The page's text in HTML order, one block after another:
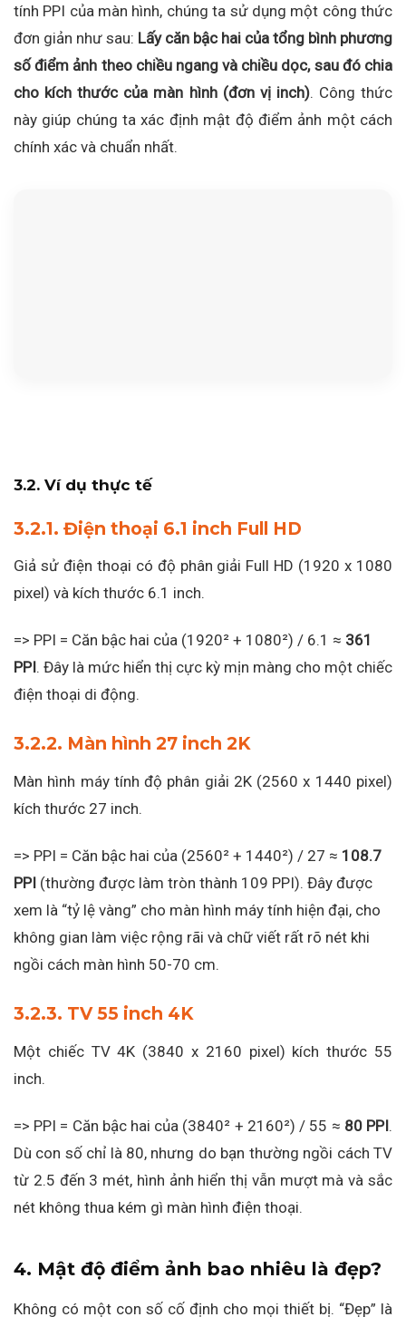
tính PPI của màn hình, chúng ta sử dụng một công thức
đơn giản như sau: Lấy căn bậc hai của tổng bình phương
số điểm ảnh theo chiều ngang và chiều dọc, sau đó chia
cho kích thước của màn hình (đơn vị inch). Công thức
này giúp chúng ta xác định mật độ điểm ảnh một cách
chính xác và chuẩn nhất.
3.2. Ví dụ thực tế
3.2.1. Điện thoại 6.1 inch Full HD
Giả sử điện thoại có độ phân giải Full HD (1920 x 1080
pixel) và kích thước 6.1 inch.
=> PPI = Căn bậc hai của (1920² + 1080²) / 6.1 ≈ 361
PPI. Đây là mức hiển thị cực kỳ mịn màng cho một chiếc
điện thoại di động.
3.2.2. Màn hình 27 inch 2K
Màn hình máy tính độ phân giải 2K (2560 x 1440 pixel)
kích thước 27 inch.
=> PPI = Căn bậc hai của (2560² + 1440²) / 27 ≈ 108.7
PPI (thường được làm tròn thành 109 PPI). Đây được
xem là “tỷ lệ vàng” cho màn hình máy tính hiện đại, cho
không gian làm việc rộng rãi và chữ viết rất rõ nét khi
ngồi cách màn hình 50-70 cm.
3.2.3. TV 55 inch 4K
Một chiếc TV 4K (3840 x 2160 pixel) kích thước 55
inch.
=> PPI = Căn bậc hai của (3840² + 2160²) / 55 ≈ 80 PPI.
Dù con số chỉ là 80, nhưng do bạn thường ngồi cách TV
từ 2.5 đến 3 mét, hình ảnh hiển thị vẫn mượt mà và sắc
nét không thua kém gì màn hình điện thoại.
4. Mật độ điểm ảnh bao nhiêu là đẹp?
Không có một con số cố định cho mọi thiết bị. “Đẹp” là